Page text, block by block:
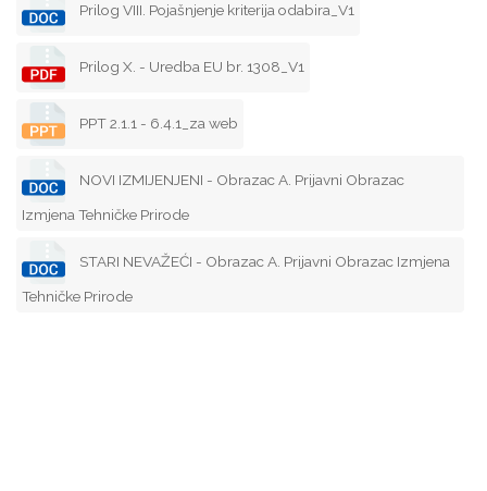
Prilog VIII. Pojašnjenje kriterija odabira_V1
Prilog X. - Uredba EU br. 1308_V1
PPT 2.1.1 - 6.4.1_za web
NOVI IZMIJENJENI - Obrazac A. Prijavni Obrazac
Izmjena Tehničke Prirode
STARI NEVAŽEĆI - Obrazac A. Prijavni Obrazac Izmjena
Tehničke Prirode